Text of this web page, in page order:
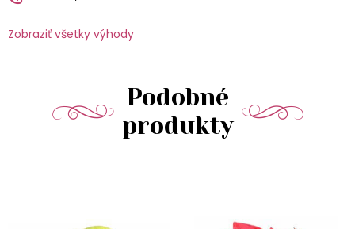
Zobraziť všetky výhody
Podobné
produkty